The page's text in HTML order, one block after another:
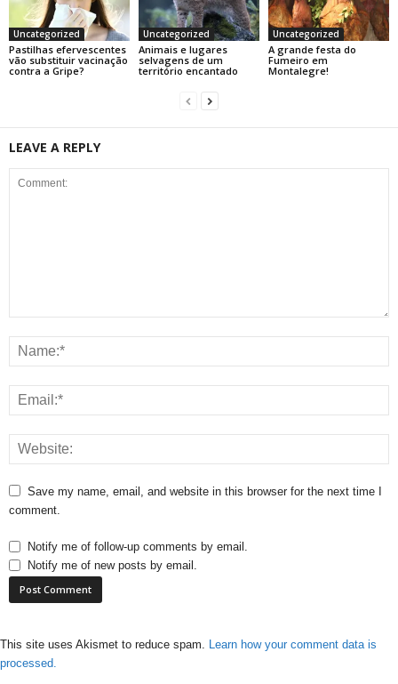
Uncategorized
Pastilhas efervescentes
vão substituir vacinação
contra a Gripe?
Uncategorized
Animais e lugares
selvagens de um
território encantado
Uncategorized
A grande festa do
Fumeiro em
Montalegre!
LEAVE A REPLY
Save my name, email, and website in this browser for the next time I
comment.
Notify me of follow-up comments by email.
Notify me of new posts by email.
This site uses Akismet to reduce spam. Learn how your comment data is
processed.